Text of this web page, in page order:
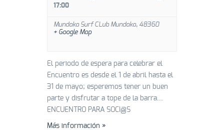
17:00
Mundaka Surf CLub Mundaka, 48360
+ Google Map
El periodo de espera para celebrar el
Encuentro es desde el 1 de abril hasta el
31 de mayo; esperemos tener un buen
parte y disfrutar a tope de la barra...
ENCUENTRO PARA SOCI@S
Más información »